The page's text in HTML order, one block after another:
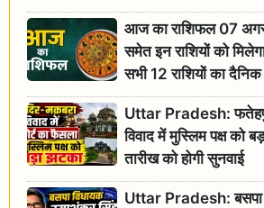
आज का राशिफल 07
समेत इन राशियों को
सभी 12 राशियों का
Uttar Pradesh:
विवाद में मुस्लिम पक्ष को
तारीख को होगी सुनवाई
Uttar Pradesh: बसपा